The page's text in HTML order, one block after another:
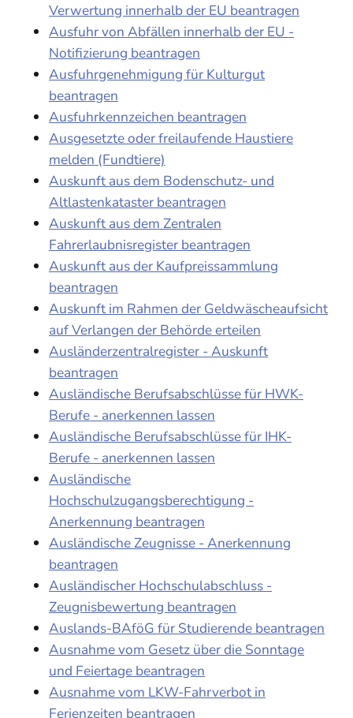
Verwertung innerhalb der EU beantragen
Ausfuhr von Abfällen innerhalb der EU -
Notifizierung beantragen
Ausfuhrgenehmigung für Kulturgut
beantragen
Ausfuhrkennzeichen beantragen
Ausgesetzte oder freilaufende Haustiere
melden (Fundtiere)
Auskunft aus dem Bodenschutz- und
Altlastenkataster beantragen
Auskunft aus dem Zentralen
Fahrerlaubnisregister beantragen
Auskunft aus der Kaufpreissammlung
beantragen
Auskunft im Rahmen der Geldwäscheaufsicht
auf Verlangen der Behörde erteilen
Ausländerzentralregister - Auskunft
beantragen
Ausländische Berufsabschlüsse für HWK-
Berufe - anerkennen lassen
Ausländische Berufsabschlüsse für IHK-
Berufe - anerkennen lassen
Ausländische
Hochschulzugangsberechtigung -
Anerkennung beantragen
Ausländische Zeugnisse - Anerkennung
beantragen
Ausländischer Hochschulabschluss -
Zeugnisbewertung beantragen
Auslands-BAföG für Studierende beantragen
Ausnahme vom Gesetz über die Sonntage
und Feiertage beantragen
Ausnahme vom LKW-Fahrverbot in
Ferienzeiten beantragen